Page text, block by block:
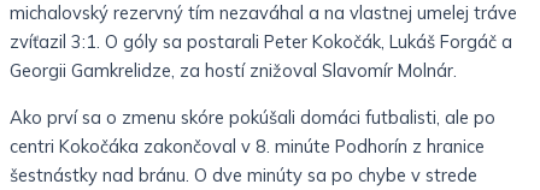
michalovský rezervný tím nezaváhal a na vlastnej umelej tráve
zvíťazil 3:1. O góly sa postarali Peter Kokočák, Lukáš Forgáč a
Georgii Gamkrelidze, za hostí znižoval Slavomír Molnár.
Ako prví sa o zmenu skóre pokúšali domáci futbalisti, ale po
centri Kokočáka zakončoval v 8. minúte Podhorín z hranice
šestnástky nad bránu. O dve minúty sa po chybe v strede